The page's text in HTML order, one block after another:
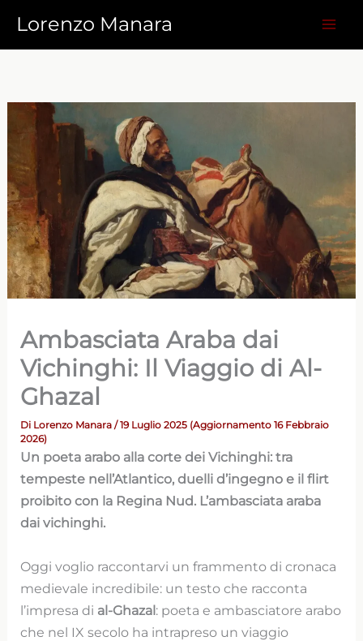
contenuto
Lorenzo Manara
Ambasciata Araba dai
Vichinghi: Il Viaggio di Al-
Ghazal
Di Lorenzo Manara/ 19 Luglio 2025 (Aggiornamento 16 Febbraio
2026)
Un poeta arabo alla corte dei Vichinghi: tra
tempeste nell’Atlantico, duelli d’ingegno e il flirt
proibito con la Regina Nud. L’ambasciata araba
dai vichinghi.
Oggi voglio raccontarvi un frammento di cronaca
medievale incredibile: un testo che racconta
l’impresa di al-Ghazal: poeta e ambasciatore arabo
che nel IX secolo ha intrapreso un viaggio